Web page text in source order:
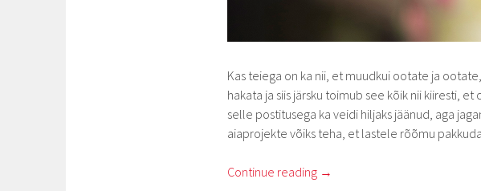
Kas teiega on ka nii, et muudkui ootate ja
hakata ja siis järsku toimub see kõik nii kiiresti,
selle postitusega ka veidi hiljaks jäänud, aga
aiaprojekte võiks teha, et lastele rõõmu
Continue reading →